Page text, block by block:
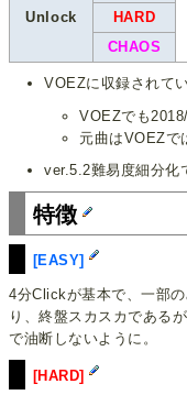
Unlock
HARD
CHAOS
VOEZに収録されて
VOEZでも
元曲はVOEZで
ver.5.2難易度細分化
特徴
[EASY]
4分Clickが基本で、一部
り、終盤スカスカである
で油断しないように。
[HARD]